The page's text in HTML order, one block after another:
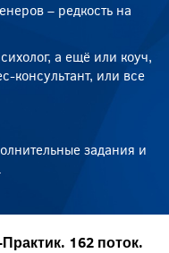
– редкость на
а ещё или коуч,
консультант, или все
задания и
162 поток.